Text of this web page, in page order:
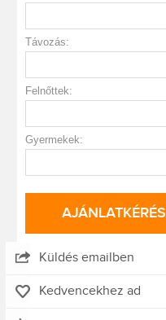
Távozás:
Felnőttek:
Gyermekek:
AJÁNLATKÉRÉS
Küldés emailben
Kedvencekhez ad